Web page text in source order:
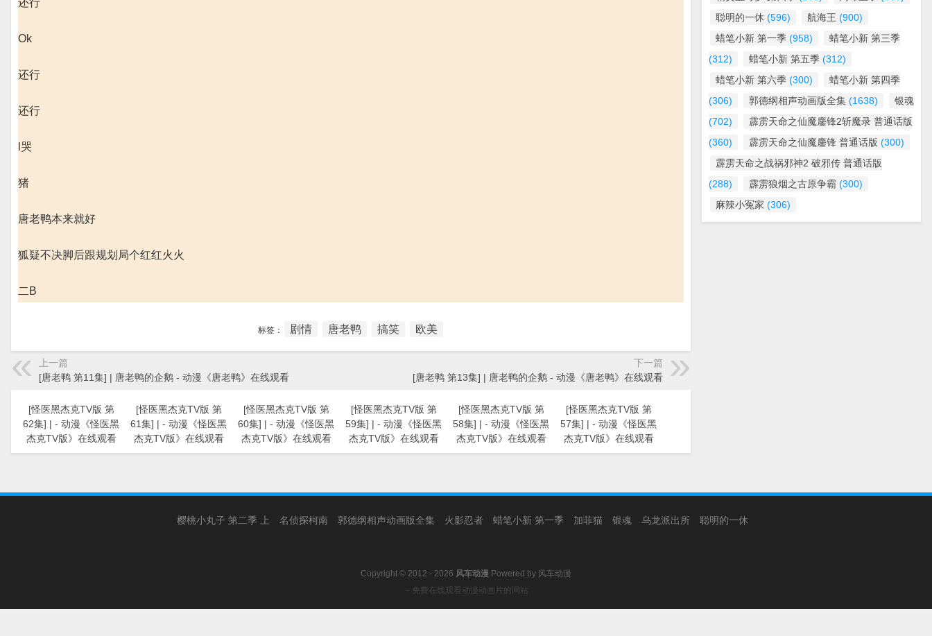
还行
Ok
还行
还行
l哭
猪
唐老鸭本来就好
狐疑不决脚后跟规划局个红红火火
二B
标签： 剧情 唐老鸭 搞笑 欧美
上一篇
[唐老鸭 第11集] | 唐老鸭的企鹅 - 动漫《唐老鸭》在线观看
下一篇
[唐老鸭 第13集] | 唐老鸭的企鹅 - 动漫《唐老鸭》在线观看
[怪医黑杰克TV版 第
62集] | - 动漫《怪医黑
杰克TV版》在线观看
[怪医黑杰克TV版 第
61集] | - 动漫《怪医黑
杰克TV版》在线观看
[怪医黑杰克TV版 第
60集] | - 动漫《怪医黑
杰克TV版》在线观看
[怪医黑杰克TV版 第
59集] | - 动漫《怪医黑
杰克TV版》在线观看
[怪医黑杰克TV版 第
58集] | - 动漫《怪医黑
杰克TV版》在线观看
[怪医黑杰克TV版 第
57集] | - 动漫《怪医黑
杰克TV版》在线观看
聪明的一休 (596) 航海王 (900)
蜡笔小新 第一季 (958)
蜡笔小新 第三季
(312)
蜡笔小新 第五季 (312)
蜡笔小新 第六季 (300)
蜡笔小新 第四季
(306)
郭德纲相声动画版全集 (1638)
银魂
(702)
霹雳天命之仙魔鏖锋2斩魔录 普通话版
(360)
霹雳天命之仙魔鏖锋 普通话版 (300)
霹雳天命之战祸邪神2 破邪传 普通话版
(288)
霹雳狼烟之古原争霸 (300)
麻辣小冤家 (306)
樱桃小丸子 第二季 上 名侦探柯南 郭德纲相声动画版全集 火影忍者 蜡笔小新 第一季 加菲猫 银魂 乌龙派出所 聪明的一休
Copyright © 2012 - 2026 风车动漫 Powered by 风车动漫
－免费在线观看动漫动画片的网站